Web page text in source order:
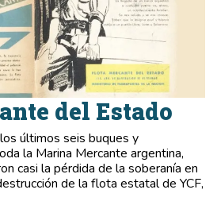
del Estado
últimos seis buques y
la Marina Mercante argentina,
casi la pérdida de la soberanía en
de la flota estatal de YCF,